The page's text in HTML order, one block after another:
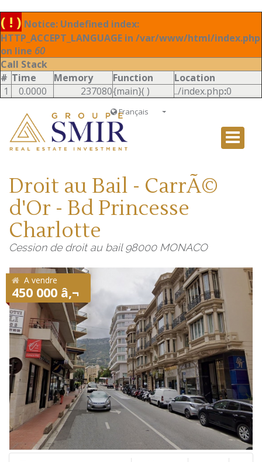
( ! ) Notice: Undefined index:
HTTP_ACCEPT_LANGUAGE in /var/www/html/index.php
on line 60
Call Stack
# Time Memory Function
Location
1
0.0000 237080{main}( ) ../index.php:0
Français
Italiano
Droit au Bail - CarrÃ©
d'Or - Bd Princesse
Charlotte
Cession de droit au bail 98000 MONACO
A vendre
450 000 â‚¬